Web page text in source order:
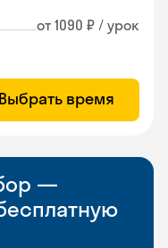
от 1090 ₽ / урок
Выбрать время
—